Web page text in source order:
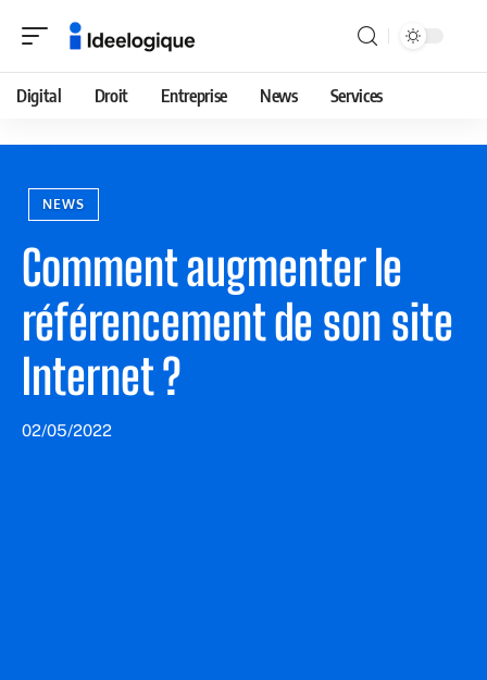
Digital Droit Entreprise News Services
NEWS
Comment augmenter le
référencement de son site
Internet ?
02/05/2022